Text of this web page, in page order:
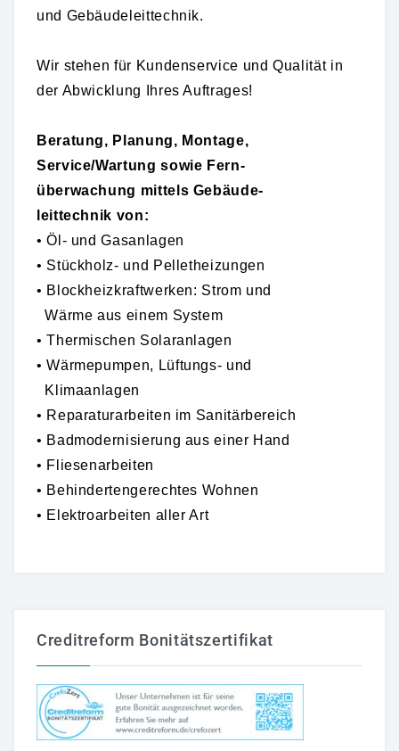
und Gebäudeleittechnik.
Wir stehen für Kundenservice und Qualität in
der Abwicklung Ihres Auftrages!
Beratung, Planung, Montage,
Service/Wartung sowie Fern-
überwachung mittels Gebäude-
leittechnik von:
• Öl- und Gasanlagen
• Stückholz- und Pelletheizungen
• Blockheizkraftwerken: Strom und
Wärme aus einem System
• Thermischen Solaranlagen
• Wärmepumpen, Lüftungs- und
Klimaanlagen
• Reparaturarbeiten im Sanitärbereich
• Badmodernisierung aus einer Hand
• Fliesenarbeiten
• Behindertengerechtes Wohnen
• Elektroarbeiten aller Art
Creditreform Bonitätszertifikat